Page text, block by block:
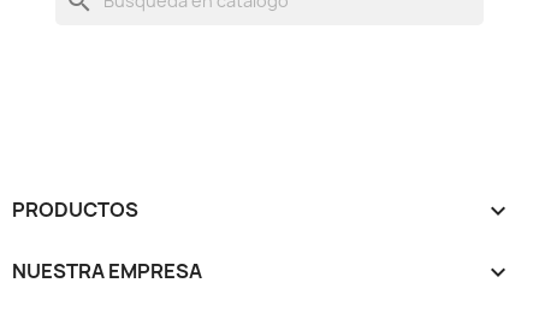
PRODUCTOS 
NUESTRA EMPRESA 